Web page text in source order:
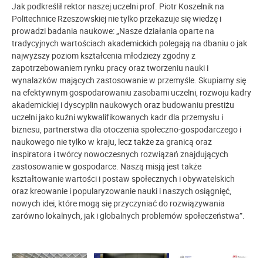
Jak podkreślił rektor naszej uczelni prof. Piotr Koszelnik na
Politechnice Rzeszowskiej nie tylko przekazuje się wiedzę i
prowadzi badania naukowe: „Nasze działania oparte na
tradycyjnych wartościach akademickich polegają na dbaniu o jak
najwyższy poziom kształcenia młodzieży zgodny z
zapotrzebowaniem rynku pracy oraz tworzeniu nauki i
wynalazków mających zastosowanie w przemyśle. Skupiamy się
na efektywnym gospodarowaniu zasobami uczelni, rozwoju kadry
akademickiej i dyscyplin naukowych oraz budowaniu prestiżu
uczelni jako kuźni wykwalifikowanych kadr dla przemysłu i
biznesu, partnerstwa dla otoczenia społeczno-gospodarczego i
naukowego nie tylko w kraju, lecz także za granicą oraz
inspiratora i twórcy nowoczesnych rozwiązań znajdujących
zastosowanie w gospodarce. Naszą misją jest także
kształtowanie wartości i postaw społecznych i obywatelskich
oraz kreowanie i popularyzowanie nauki i naszych osiągnięć,
nowych idei, które mogą się przyczyniać do rozwiązywania
zarówno lokalnych, jak i globalnych problemów społeczeństwa”.